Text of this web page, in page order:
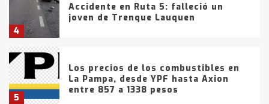
4
Accidente en Ruta 5: falleció un
joven de Trenque Lauquen
5
Los precios de los combustibles en
La Pampa, desde YPF hasta Axion
entre 857 a 1338 pesos